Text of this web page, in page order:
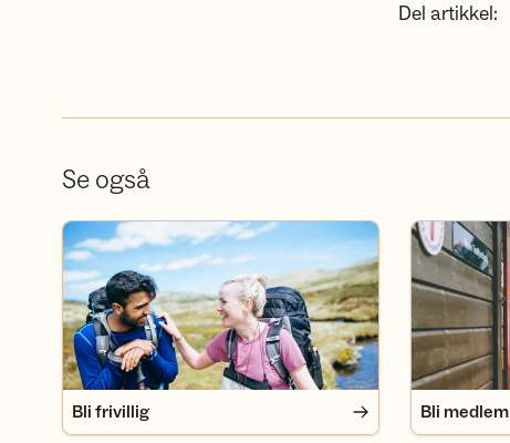
Del artikkel:
Se også
Bli frivillig
Bli frivillig
Bli medlem
Bli medlem